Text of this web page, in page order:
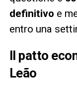
definitivo e
entro una
Il patto
Leão